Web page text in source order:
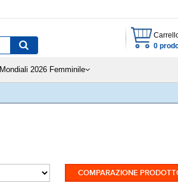
0
Mondiali 2026 Femminile
COMPARAZIONE